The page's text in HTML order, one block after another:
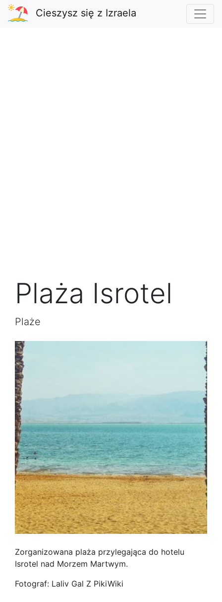
Cieszysz się z Izraela
Plaża Isrotel
Plaże
Zorganizowana plaża przylegająca do hotelu
Isrotel nad Morzem Martwym.
Fotograf: Laliv Gal Z PikiWiki